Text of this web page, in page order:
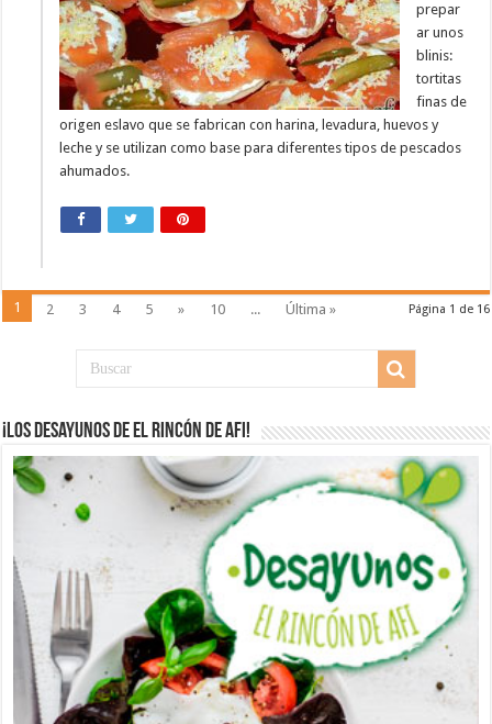
prepar
ar unos
blinis:
tortitas
finas de
origen eslavo que se fabrican con harina, levadura, huevos y
leche y se utilizan como base para diferentes tipos de pescados
ahumados.
Página 1 de 16
1 2 3 4 5 » 10 ... Última »
¡Los desayunos de El Rincón de Afi!